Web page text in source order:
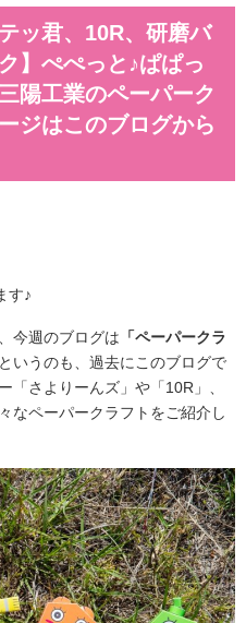
ッ君、10R、研磨バ
】ぺぺっと♪ぱぱっ
陽工業のペーパーク
ジはこのブログから
す♪
今週のブログは 「ペーパークラ
いうのも、過去にこのブログで
「さよりーんズ」や「10R」、
なペーパークラフトをご紹介し